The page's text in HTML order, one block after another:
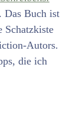
Das Buch ist
Schatzkiste
Autors.
die ich